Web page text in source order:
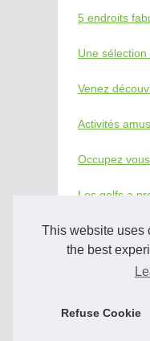
This website uses
the best
Refuse Cookie
5 endroits
Une sélection
Venez
Activités
Occupez
Les golfs a
Auberge du
Le musée du
Les